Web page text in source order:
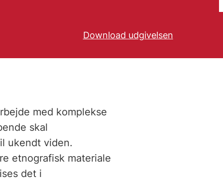
Download udgivelsen
med komplekse
skal
ukendt viden.
etnografisk materiale
det i